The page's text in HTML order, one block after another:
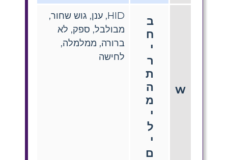
W
ב
ח
י
ר
ת
ה
מ
י
ל
י
ם
HID, ענן, גוש שחור,
מבולבל, ספק, לא
ברורה, ממלמלה,
לחישה